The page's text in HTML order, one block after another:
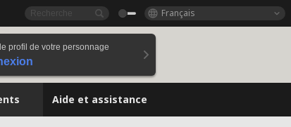
Français
profil de votre personnage
Aide et assistance